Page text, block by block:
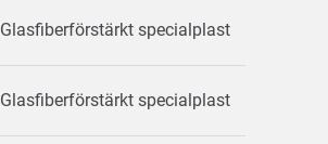
Glasfiberförstärkt specialplast
Glasfiberförstärkt specialplast